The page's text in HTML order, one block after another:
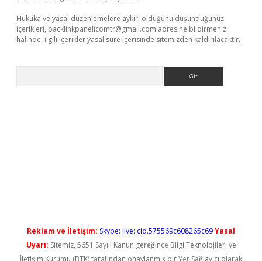
Hukuka ve yasal düzenlemelere aykırı olduğunu düşündüğünüz
içerikleri, backlinkpanelicomtr@gmail.com adresine bildirmeniz
halinde, ilgili içerikler yasal süre içerisinde sitemizden kaldırılacaktır.
Reklam ve İletişim: Skype: live:.cid.575569c608265c69Yasal
Uyarı: Sitemiz, 5651 Sayılı Kanun gereğince Bilgi Teknolojileri ve
İletişim Kurumu (BTK) tarafından onaylanmış bir Yer Sağlayıcı olarak